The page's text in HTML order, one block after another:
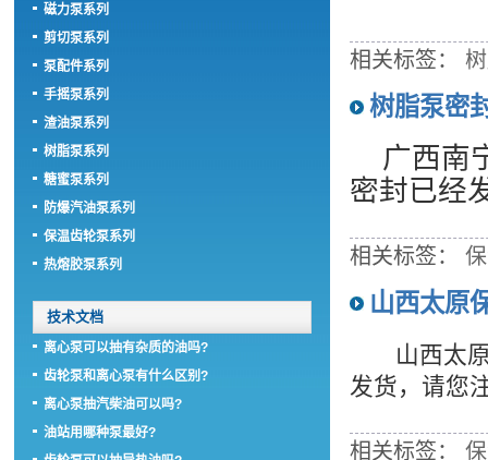
相关标签：
树脂泵密
广西南
密封已经
相关标签：
山西太原
山西太原
发货，请您
相关标签：
磁力泵系列
剪切泵系列
泵配件系列
手摇泵系列
渣油泵系列
树脂泵系列
糖蜜泵系列
防爆汽油泵系列
保温齿轮泵系列
热熔胶泵系列
技术文档
离心泵可以抽有杂质的油吗?
齿轮泵和离心泵有什么区别?
离心泵抽汽柴油可以吗?
油站用哪种泵最好?